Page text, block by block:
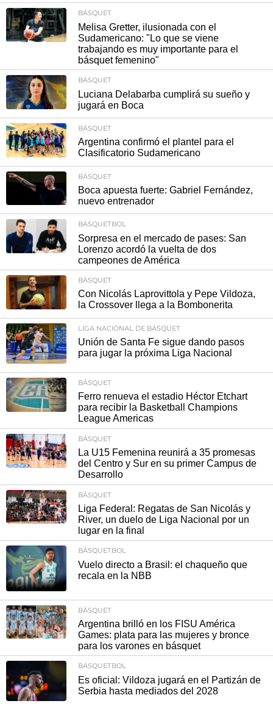
BÁSQUET
Melisa Gretter, ilusionada con el
Sudamericano: "Lo que se viene
trabajando es muy importante para el
básquet femenino"
BÁSQUET
Luciana Delabarba cumplirá su sueño y
jugará en Boca
BÁSQUET
Argentina confirmó el plantel para el
Clasificatorio Sudamericano
BÁSQUET
Boca apuesta fuerte: Gabriel Fernández,
nuevo entrenador
BÁSQUETBOL
Sorpresa en el mercado de pases: San
Lorenzo acordó la vuelta de dos
campeones de América
BÁSQUET
Con Nicolás Laprovittola y Pepe Vildoza,
la Crossover llega a la Bombonerita
LIGA NACIONAL DE BÁSQUET
Unión de Santa Fe sigue dando pasos
para jugar la próxima Liga Nacional
BÁSQUET
Ferro renueva el estadio Héctor Etchart
para recibir la Basketball Champions
League Americas
BÁSQUET
La U15 Femenina reunirá a 35 promesas
del Centro y Sur en su primer Campus de
Desarrollo
BÁSQUET
Liga Federal: Regatas de San Nicolás y
River, un duelo de Liga Nacional por un
lugar en la final
BÁSQUETBOL
Vuelo directo a Brasil: el chaqueño que
recala en la NBB
BÁSQUET
Argentina brilló en los FISU América
Games: plata para las mujeres y bronce
para los varones en básquet
BÁSQUETBOL
Es oficial: Vildoza jugará en el Partizán de
Serbia hasta mediados del 2028